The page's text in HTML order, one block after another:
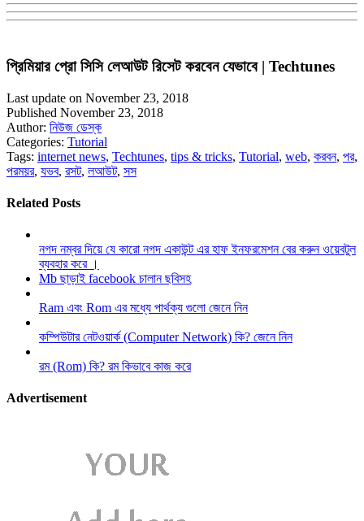
প্রিমিয়ার প্রো সিসি লেআউট রিসেট করবেন যেভাবে | Techtunes
Last update on November 23, 2018
Published November 23, 2018
Author: নিউজ ডেস্ক
Categories: Tutorial
Tags: internet news, Techtunes, tips & tricks, Tutorial, web, করবন, পর,
পরময়র, যভব, রসট, লআউট, সস
Related Posts
নগদ নম্বর দিয়ে যে কারো নগদ একাউন্ট এর হাফ ইনফরমেশন বের করুন ওয়েবটুল
ব্যবহার করে ।
Mb ছাড়াই facebook চালান ছবিসহ
Ram এবং Rom এর মধ্যে পার্থক্য গুলো জেনে নিন
কম্পিউটার নেটওয়ার্ক (Computer Network) কি? জেনে নিন
রম (Rom) কি? রম কিভাবে কাজ করে
Advertisement